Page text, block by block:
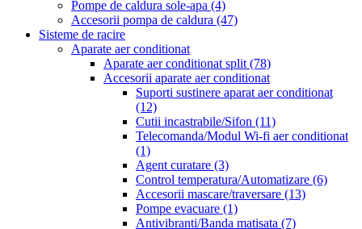
Pompe de caldura sole-apa (4)
Accesorii pompa de caldura (47)
Sisteme de racire
Aparate aer conditionat
Aparate aer conditionat split (78)
Accesorii aparate aer conditionat
Suporti sustinere aparat aer conditionat
(12)
Cutii incastrabile/Sifon (11)
Telecomanda/Modul Wi-fi aer conditionat
(1)
Agent curatare (3)
Control temperatura/Automatizare (6)
Accesorii mascare/traversare (13)
Pompe evacuare (1)
Antivibranti/Banda matisata (7)